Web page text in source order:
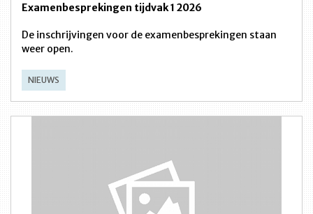
Examenbesprekingen tijdvak 1 2026
De inschrijvingen voor de examenbesprekingen staan
weer open.
NIEUWS